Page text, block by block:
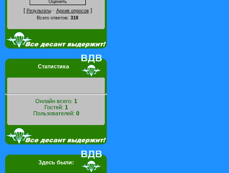
[ Результаты· Архив опросов]
Всего ответов: 318
Статистика
Онлайн всего: 1
Гостей: 1
Пользователей: 0
Здесь были: